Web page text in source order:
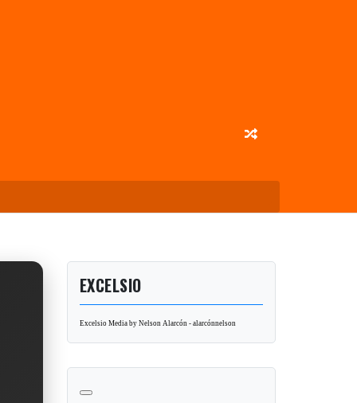
EXCELSIO
Excelsio Media by Nelson Alarcón - alarcónnelson